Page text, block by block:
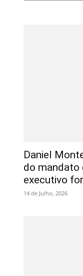
Daniel
do mandato
executivo
14 de Julho, 2026